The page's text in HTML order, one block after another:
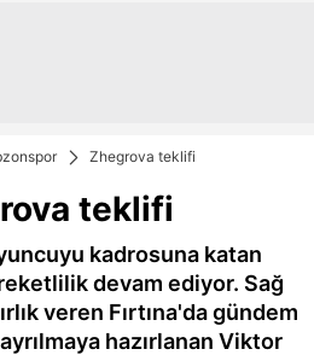
Zhegrova teklifi
teklifi
kadrosuna katan
devam ediyor. Sağ
veren Fırtına'da gündem
hazırlanan Viktor